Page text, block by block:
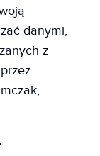
danymi,
z